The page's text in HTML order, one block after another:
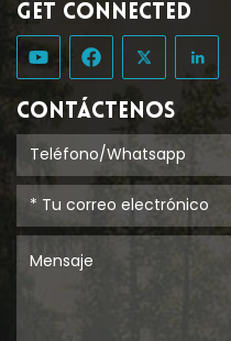
GET CONNECTED
CONTÁCTENOS